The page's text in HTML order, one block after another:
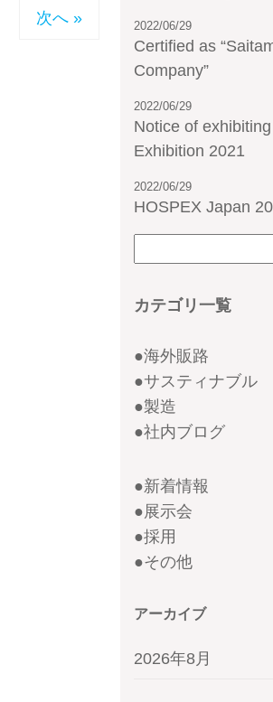
次へ » 2022/06/29
Certified as
Company”
2022/06/29
Notice of
Exhibition 2021
2022/06/29
HOSPEX Japan
カテゴリ一覧
●海外販路
●サスティナブル
●製造
●社内ブログ
●新着情報
●展示会
●採用
●その他
アーカイブ
2026年8月